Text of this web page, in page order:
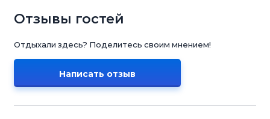
Отзывы гостей
Отдыхали здесь? Поделитесь своим мнением!
Написать отзыв